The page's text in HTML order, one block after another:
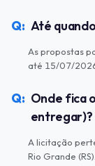
Até
As propostas
até 15/07/
Onde fica
entregar)?
A licitação
Rio Grande (RS).